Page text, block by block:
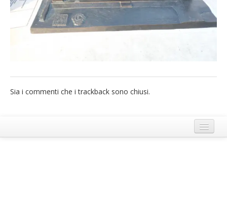
French
Italiano
Sia i commenti che i trackback sono chiusi.